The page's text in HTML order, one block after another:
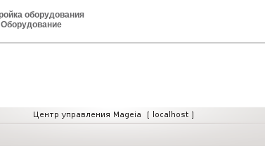
оборудования
Оборудование